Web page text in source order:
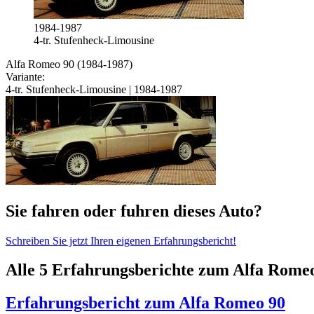
1984-1987
4-tr. Stufenheck-Limousine
Alfa Romeo 90 (1984-1987)
Variante:
4-tr. Stufenheck-Limousine | 1984-1987
Sie fahren oder fuhren dieses Auto?
Schreiben Sie jetzt Ihren eigenen Erfahrungsbericht!
Alle 5 Erfahrungsberichte zum Alfa
Erfahrungsbericht zum Alfa Romeo 90